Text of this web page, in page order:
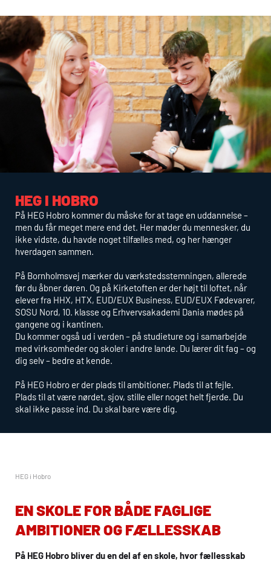
HEG I HOBRO
På HEG Hobro kommer du måske for at tage en uddannelse –
men du får meget mere end det. Her møder du mennesker, du
ikke vidste, du havde noget tilfælles med, og her hænger
hverdagen sammen.
På Bornholmsvej mærker du værkstedsstemningen, allerede
før du åbner døren. Og på Kirketoften er der højt til loftet, når
elever fra HHX, HTX, EUD/EUX Business, EUD/EUX Fødevarer,
SOSU Nord, 10. klasse og Erhvervsakademi Dania mødes på
gangene og i kantinen.
Du kommer også ud i verden – på studieture og i samarbejde
med virksomheder og skoler i andre lande. Du lærer dit fag – og
dig selv – bedre at kende.
På HEG Hobro er der plads til ambitioner. Plads til at fejle.
Plads til at være nørdet, sjov, stille eller noget helt fjerde. Du
skal ikke passe ind. Du skal bare være dig.
HEG i Hobro
EN SKOLE FOR BÅDE FAGLIGE
AMBITIONER OG FÆLLESSKAB
På HEG Hobro bliver du en del af en skole, hvor fællesskab